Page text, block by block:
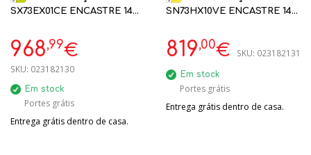
SX73EX01CE ENCASTRE 14
CONNECT
968,99€
SKU: 023182130
Em stock
Portes grátis
Entrega grátis dentro de casa.
SN73HX10VE ENCASTRE 14
CONNECT
819,00€ SKU: 023182131
Em stock
Portes grátis
Entrega grátis dentro de casa.